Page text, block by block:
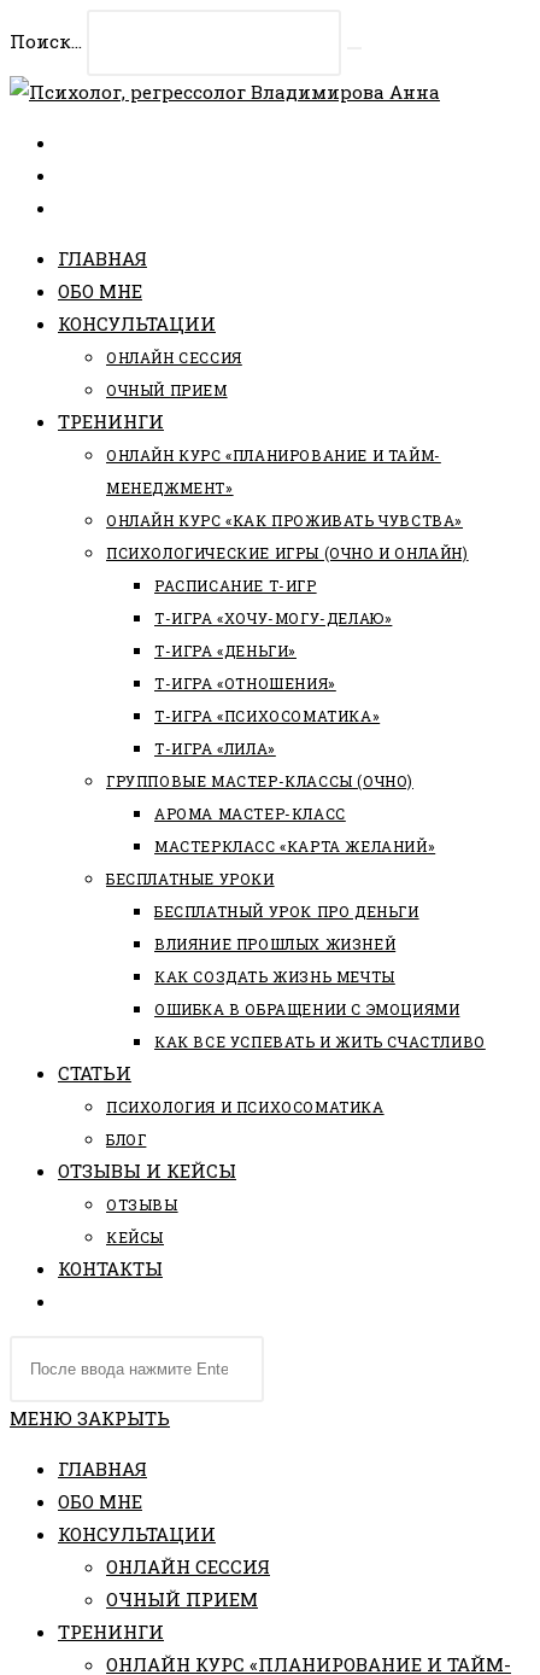
содержимому
Поиск...
ГЛАВНАЯ
ОБО МНЕ
КОНСУЛЬТАЦИИ
ОНЛАЙН СЕССИЯ
ОЧНЫЙ ПРИЕМ
ТРЕНИНГИ
ОНЛАЙН КУРС «ПЛАНИРОВАНИЕ И ТАЙМ-
МЕНЕДЖМЕНТ»
ОНЛАЙН КУРС «КАК ПРОЖИВАТЬ ЧУВСТВА»
ПСИХОЛОГИЧЕСКИЕ ИГРЫ (ОЧНО И ОНЛАЙН)
РАСПИСАНИЕ Т-ИГР
Т-ИГРА «ХОЧУ-МОГУ-ДЕЛАЮ»
Т-ИГРА «ДЕНЬГИ»
Т-ИГРА «ОТНОШЕНИЯ»
Т-ИГРА «ПСИХОСОМАТИКА»
Т-ИГРА «ЛИЛА»
ГРУППОВЫЕ МАСТЕР-КЛАССЫ (ОЧНО)
АРОМА МАСТЕР-КЛАСС
МАСТЕРКЛАСС «КАРТА ЖЕЛАНИЙ»
БЕСПЛАТНЫЕ УРОКИ
БЕСПЛАТНЫЙ УРОК ПРО ДЕНЬГИ
ВЛИЯНИЕ ПРОШЛЫХ ЖИЗНЕЙ
КАК СОЗДАТЬ ЖИЗНЬ МЕЧТЫ
ОШИБКА В ОБРАЩЕНИИ С ЭМОЦИЯМИ
КАК ВСЕ УСПЕВАТЬ И ЖИТЬ СЧАСТЛИВО
СТАТЬИ
ПCИХОЛОГИЯ И ПСИХОСОМАТИКА
БЛОГ
ОТЗЫВЫ И КЕЙСЫ
ОТЗЫВЫ
КЕЙСЫ
КОНТАКТЫ
ПО
САЙТУ
сайте
МЕНЮ ЗАКРЫТЬ
ГЛАВНАЯ
ОБО МНЕ
КОНСУЛЬТАЦИИ
ОНЛАЙН СЕССИЯ
ОЧНЫЙ ПРИЕМ
ТРЕНИНГИ
ОНЛАЙН КУРС «ПЛАНИРОВАНИЕ И ТАЙМ-